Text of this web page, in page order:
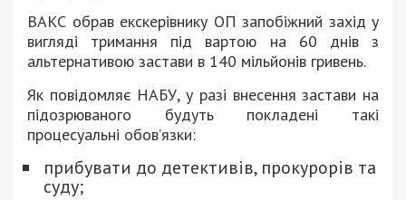
ВАКС обрав екскерівнику ОП запобіжний захід у
вигляді тримання під вартою на 60 днів з
альтернативою застави в 140 мільйонів гривень.
Як повідомляє НАБУ, у разі внесення застави на
підозрюваного будуть покладені такі
процесуальні обов’язки:
прибувати до детективів, прокурорів та
суду;